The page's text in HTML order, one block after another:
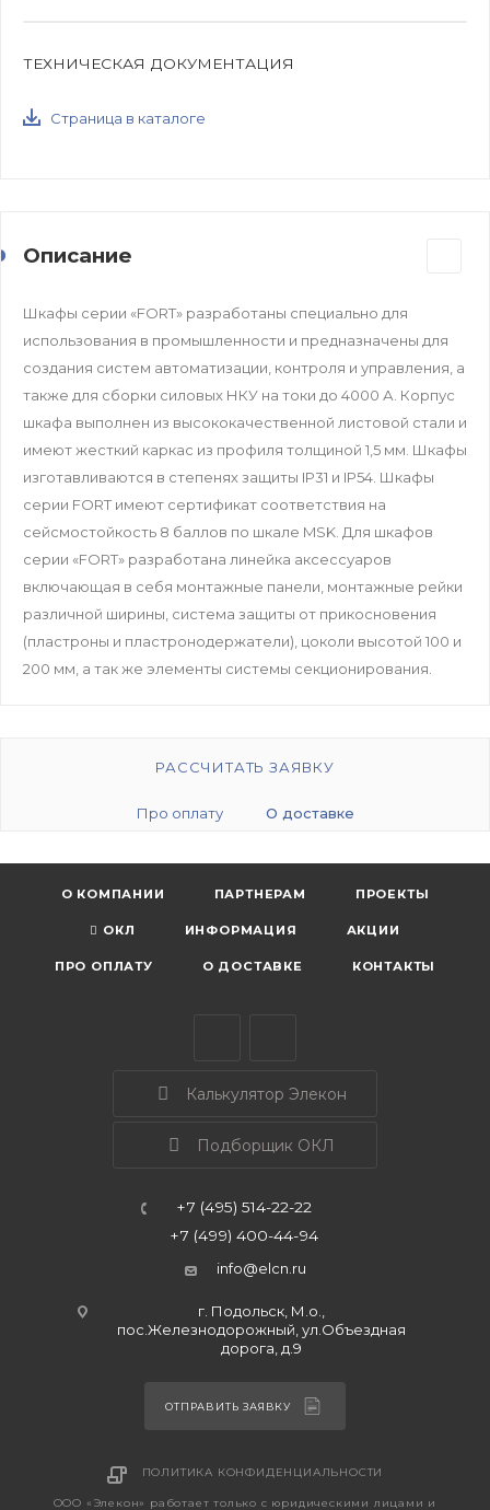
ТЕХНИЧЕСКАЯ ДОКУМЕНТАЦИЯ
Страница в каталоге
Описание
Шкафы серии «FORT» разработаны специально для
использования в промышленности и предназначены для
создания систем автоматизации, контроля и управления, а
также для сборки силовых НКУ на токи до 4000 А. Корпус
шкафа выполнен из высококачественной листовой стали и
имеют жесткий каркас из профиля толщиной 1,5 мм. Шкафы
изготавливаются в степенях защиты IP31 и IP54. Шкафы
серии FORT имеют сертификат соответствия на
сейсмостойкость 8 баллов по шкале MSK. Для шкафов
серии «FORT» разработана линейка аксессуаров
включающая в себя монтажные панели, монтажные рейки
различной ширины, система защиты от прикосновения
(пластроны и пластронодержатели), цоколи высотой 100 и
200 мм, а так же элементы системы секционирования.
РАССЧИТАТЬ ЗАЯВКУ
Про оплату О доставке
О КОМПАНИИ ПАРТНЕРАМ ПРОЕКТЫ
ОКЛ ИНФОРМАЦИЯ АКЦИИ
ПРО ОПЛАТУ О ДОСТАВКЕ КОНТАКТЫ
Калькулятор Элекон
Подборщик ОКЛ
+7 (495) 514-22-22
+7 (499) 400-44-94
info@elcn.ru
г. Подольск, М.о.,
пос.Железнодорожный, ул.Объездная
дорога, д.9
ОТПРАВИТЬ ЗАЯВКУ
ПОЛИТИКА КОНФИДЕНЦИАЛЬНОСТИ
ООО «Элекон» работает только с юридическими лицами и